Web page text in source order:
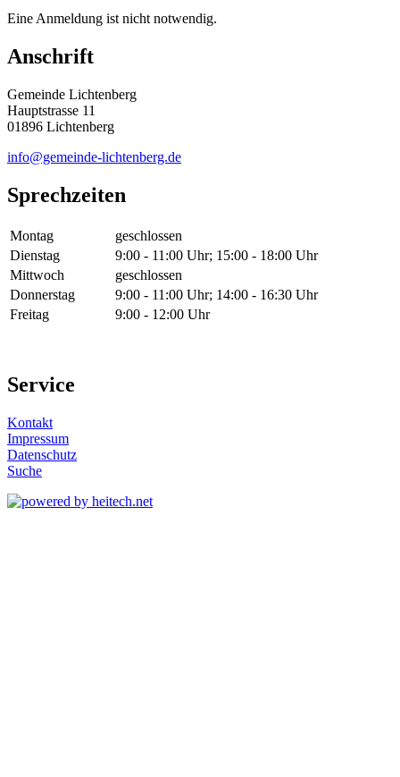
Eine Anmeldung ist nicht notwendig.
Anschrift
Gemeinde Lichtenberg
Hauptstrasse 11
01896 Lichtenberg
info@gemeinde-lichtenberg.de
Sprechzeiten
Montag
geschlossen
Dienstag
9:00 - 11:00 Uhr; 15:00 - 18:00 Uhr
Mittwoch
geschlossen
Donnerstag
9:00 - 11:00 Uhr; 14:00 - 16:30 Uhr
Freitag
9:00 - 12:00 Uhr
Service
Kontakt
Impressum
Datenschutz
Suche